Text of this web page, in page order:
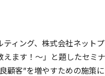
ィング、株式会社ネット
ます！～」と題したセミ
顧客”を増やすための施策